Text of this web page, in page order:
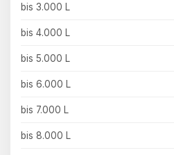
bis 3.000 L
bis 4.000 L
bis 5.000 L
bis 6.000 L
bis 7.000 L
bis 8.000 L